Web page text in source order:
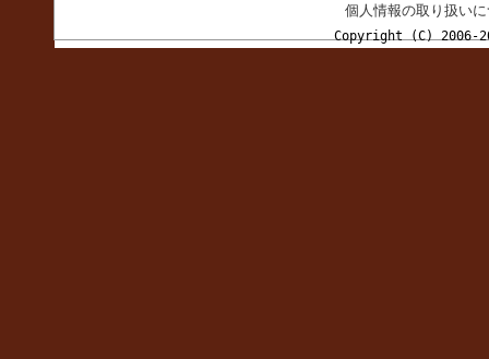
個人情報の取り扱い
Copyright (C) 2006-